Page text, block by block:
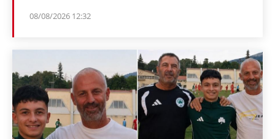
08/08/2026 12:32